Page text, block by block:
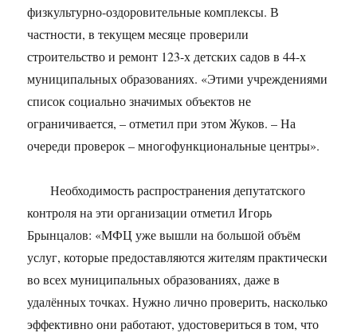
физкультурно-оздоровительные комплексы. В
частности, в текущем месяце проверили
строительство и ремонт 123-х детских садов в 44-х
муниципальных образованиях. «Этими учреждениями
список социально значимых объектов не
ограничивается, – отметил при этом Жуков. – На
очереди проверок – многофункциональные центры».
Необходимость распространения депутатского
контроля на эти организации отметил Игорь
Брынцалов: «МФЦ уже вышли на большой объём
услуг, которые предоставляются жителям практически
во всех муниципальных образованиях, даже в
удалённых точках. Нужно лично проверить, насколько
эффективно они работают, удостовериться в том, что